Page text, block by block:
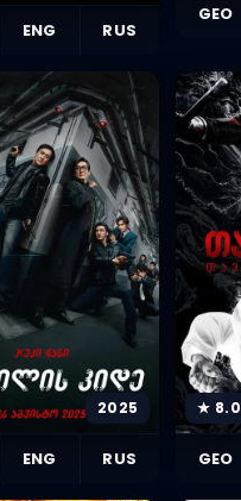
ENG RUS
GEO
2025
ENG RUS
★ 8.0
GEO